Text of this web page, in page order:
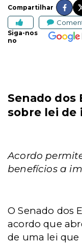
Compartilhar
Siga-nos
no
Senado dos
sobre lei de
Acordo
benefícios a
O Senado dos
acordo que
de uma lei que